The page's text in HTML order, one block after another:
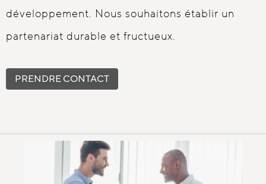
développement. Nous souhaitons établir un
partenariat durable et fructueux.
PRENDRE CONTACT